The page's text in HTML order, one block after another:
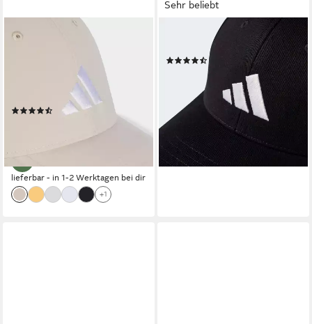
ADIDAS PERFORMANCE
Baseball Cap NEW LOGO
vorzugeformter Schirm, aus
(27)
lieferbar - in 1-2 Werktagen bei dir
+1
Sehr beliebt
ADIDAS PERFORMANCE
Baseball Cap BB CAP COT NL
(20)
ab 16,99 € 20,00 €
lieferbar - in 1-2 Werktagen bei dir
+3